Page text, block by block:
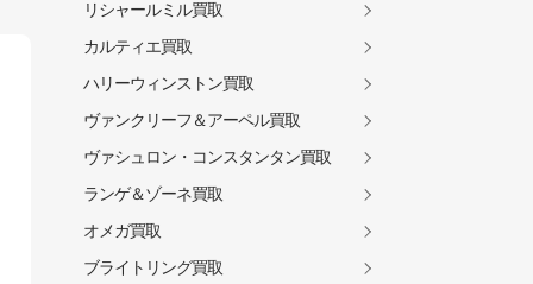
リシャールミル買取
カルティエ買取
ハリーウィンストン買取
ヴァンクリーフ＆アーペル買取
ヴァシュロン・コンスタンタン買取
ランゲ＆ゾーネ買取
オメガ買取
ブライトリング買取